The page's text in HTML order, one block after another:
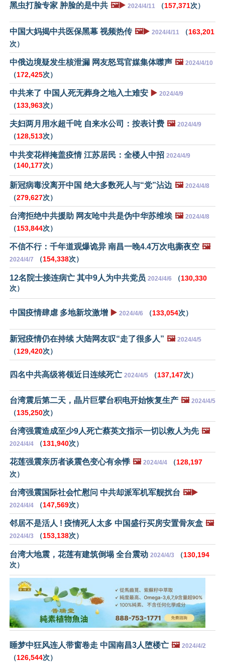
黑虫打脸专家 肿脸的是中共 🖼️▶️ 2024/4/11 （157,371次）
中国大妈揭中共医保黑幕 视频热传 🖼️▶️ 2024/4/11 （163,201
次）
中俄边境疑发生核泄漏 网友怒骂官媒集体噤声 🖼️ 2024/4/10
（172,425次）
中共来了 中国人死无葬身之地入土难安 ▶️ 2024/4/9
（133,963次）
夫妇两月用水超千吨 自来水公司：按表计费 🖼️ 2024/4/9
（128,513次）
中共变花样掩盖疫情 江苏居民：全楼人中招 2024/4/9
（140,177次）
新冠病毒没离开中国 绝大多数死人与“党”沾边 🖼️ 2024/4/8
（279,627次）
台湾拒绝中共援助 网友呛中共是伪中华苏维埃 🖼️ 2024/4/8
（153,844次）
不信不行：千年道观爆诡异 南昌一晚4.4万次电撕夜空 🖼️
2024/4/7 （154,338次）
12名院士接连病亡 其中9人为中共党员 2024/4/6 （130,330
次）
中国疫情肆虐 多地新坟激增 ▶️ 2024/4/6 （133,054次）
新冠疫情仍在持续 大陆网友叹“走了很多人” 🖼️ 2024/4/5
（129,420次）
四名中共高级将领近日连续死亡 2024/4/5 （137,147次）
台湾震后第二天，晶片巨擘台积电开始恢复生产 🖼️ 2024/4/5
（135,250次）
台湾强震造成至少9人死亡蔡英文指示一切以救人为先 🖼️
2024/4/4 （131,940次）
花莲强震亲历者谈震色变心有余悸 🖼️ 2024/4/4 （128,197
次）
台湾强震国际社会忙慰问 中共却派军机军舰扰台 🖼️▶️
2024/4/4 （147,569次）
邻居不是活人 ! 疫情死人太多 中国盛行买房安置骨灰盒 🖼️
2024/4/3 （153,138次）
台湾大地震，花莲有建筑倒塌 全台震动 2024/4/3 （130,194
次）
睡梦中狂风连人带窗卷走 中国南昌3人堕楼亡 🖼️ 2024/4/2
（126,544次）